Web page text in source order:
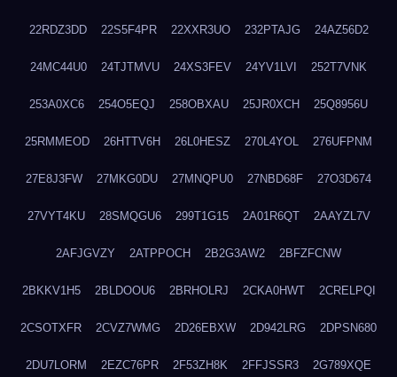
22RDZ3DD 22S5F4PR 22XXR3UO 232PTAJG 24AZ56D2
24MC44U0 24TJTMVU 24XS3FEV 24YV1LVI 252T7VNK
253A0XC6 254O5EQJ 258OBXAU 25JR0XCH 25Q8956U
25RMMEOD 26HTTV6H 26L0HESZ 270L4YOL 276UFPNM
27E8J3FW 27MKG0DU 27MNQPU0 27NBD68F 27O3D674
27VYT4KU 28SMQGU6 299T1G15 2A01R6QT 2AAYZL7V
2AFJGVZY 2ATPPOCH 2B2G3AW2 2BFZFCNW
2BKKV1H5 2BLDOOU6 2BRHOLRJ 2CKA0HWT 2CRELPQI
2CSOTXFR 2CVZ7WMG 2D26EBXW 2D942LRG 2DPSN680
2DU7LORM 2EZC76PR 2F53ZH8K 2FFJSSR3 2G789XQE